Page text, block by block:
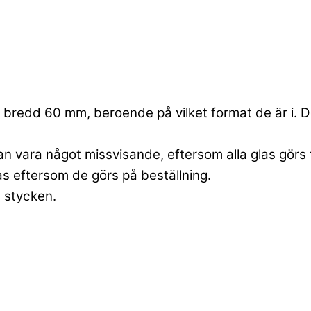
60 mm, beroende på vilket format de är i.
vara något missvisande, eftersom alla glas görs
eftersom de görs på beställning.
stycken.